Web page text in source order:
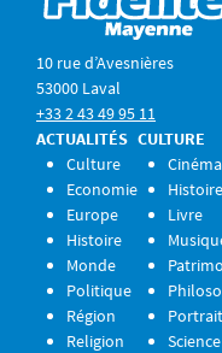
10 rue d’Avesnières
53000 Laval
+33 2 43 49 95 11
ACTUALITÉS
Culture
Economie
Europe
Histoire
Monde
Politique
Région
Religion
CULTURE
Cinéma
Histoire
Livre
Science